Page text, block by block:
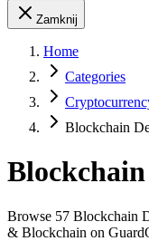
Zamknij
Home
Categories
Blockchain
Browse 57 Blockchain
& Blockchain on